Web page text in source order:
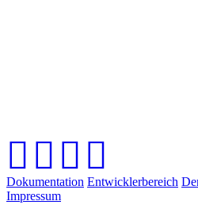
Dokumentation Entwicklerbereich
Impressum